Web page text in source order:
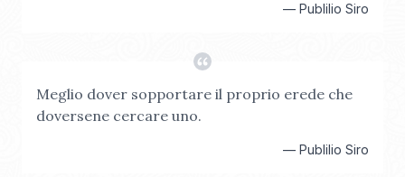
— Publilio Siro
Meglio dover sopportare il proprio erede che
doversene cercare uno.
— Publilio Siro